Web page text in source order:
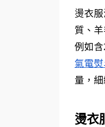
燙衣
質、
例如
氣電
量，
燙衣